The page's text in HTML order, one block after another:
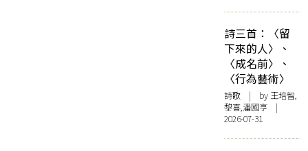
詩三首：〈留
下來的人〉、
〈成名前〉、
〈行為藝術〉
詩歌 | by 王培智,
黎喜,潘國亨 |
2026-07-31